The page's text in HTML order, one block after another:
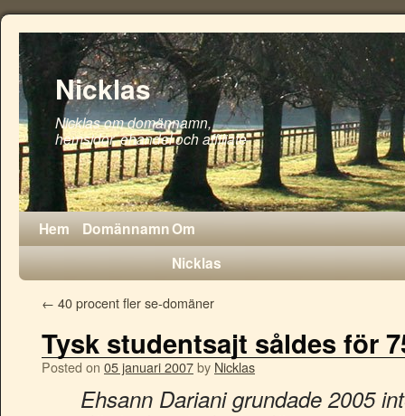
Nicklas
Nicklas om domännamn,
hemsidor, ehandel och affiliate
Hem DomännamnOm
Nicklas
← 40 procent fler se-domäner
Tysk studentsajt såldes för
Posted on 05 januari 2007by Nicklas
Ehsann Dariani grundade 2005